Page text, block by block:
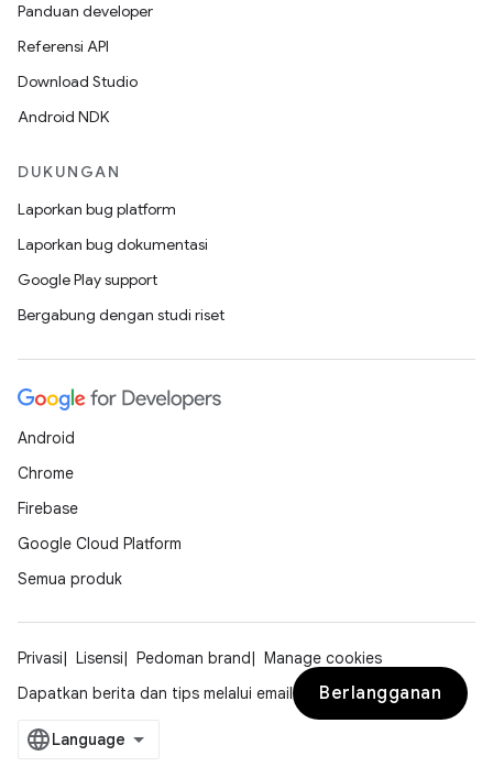
Panduan developer
Referensi API
Download Studio
Android NDK
DUKUNGAN
Laporkan bug platform
Laporkan bug dokumentasi
Google Play support
Bergabung dengan studi riset
Android
Chrome
Firebase
Google Cloud Platform
Semua produk
Privasi Lisensi Pedoman brand
Manage cookies
Dapatkan berita dan tips melalui email
Berlangganan